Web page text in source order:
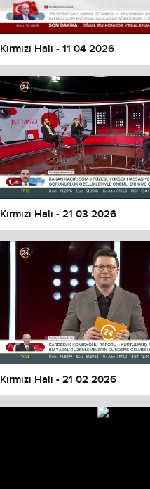
Kırmızı Halı - 11 04 2026
Kırmızı Halı - 21 03 2026
Kırmızı Halı - 21 02 2026